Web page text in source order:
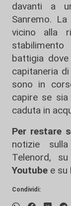
davanti a
Sanremo.
vicino alla
battigia
capitaneria
sono in
capire se
caduta in
Per restare
notizie
Telenord, su
Youtube e su
Condividi: